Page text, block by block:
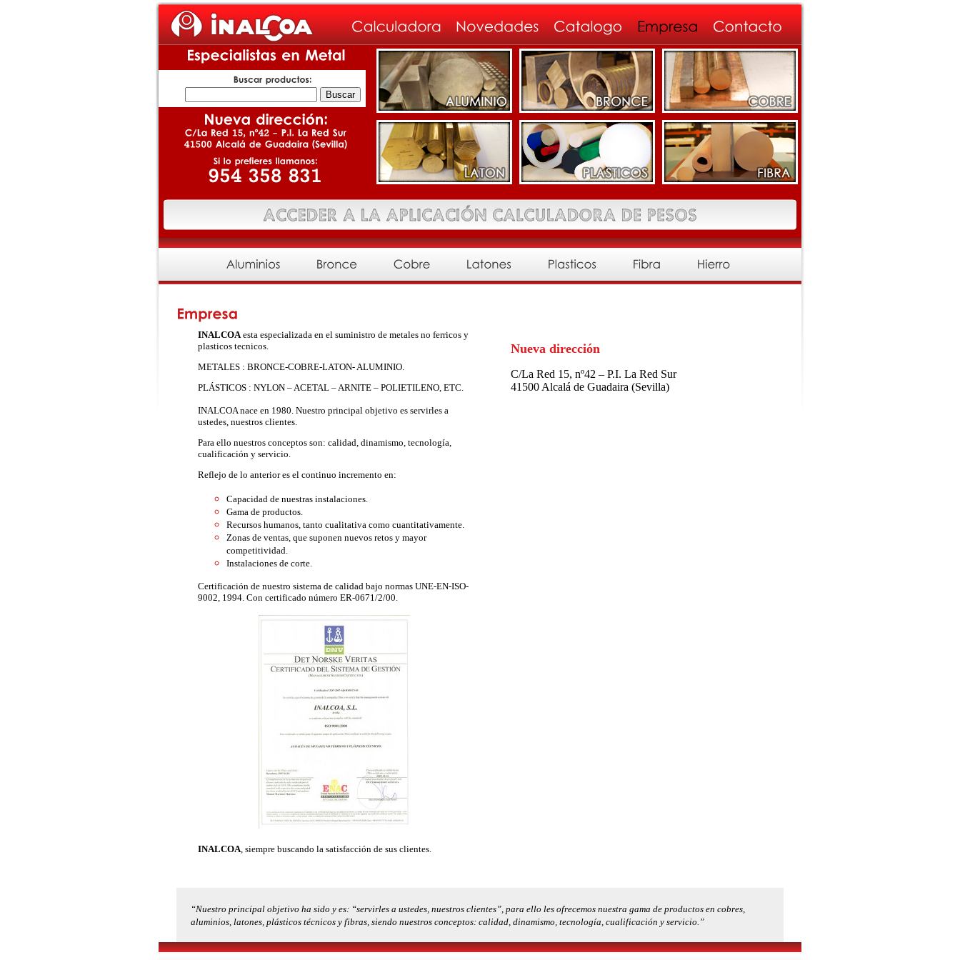
INALCOAesta especializada en el suministro de metales no ferricos y
plasticos tecnicos.
METALES : BRONCE-COBRE-LATON- ALUMINIO.
PLÁSTICOS : NYLON – ACETAL – ARNITE – POLIETILENO, ETC.
INALCOA nace en 1980. Nuestro principal objetivo es servirles a
ustedes, nuestros clientes.
Para ello nuestros conceptos son: calidad, dinamismo, tecnología,
cualificación y servicio.
Reflejo de lo anterior es el continuo incremento en:
Capacidad de nuestras instalaciones.
Gama de productos.
Recursos humanos, tanto cualitativa como cuantitativamente.
Zonas de ventas, que suponen nuevos retos y mayor
competitividad.
Instalaciones de corte.
Certificación de nuestro sistema de calidad bajo normas UNE-EN-ISO-
9002, 1994. Con certificado número ER-0671/2/00.
INALCOA, siempre buscando la satisfacción de sus clientes.
Nueva dirección
C/La Red 15, nº42 – P.I. La Red Sur
41500 Alcalá de Guadaira (Sevilla)
“Nuestro principal objetivo ha sido y es: “servirles a ustedes, nuestros clientes”, para ello les ofrecemos nuestra gama de productos en cobres,
aluminios, latones, plásticos técnicos y fibras, siendo nuestros conceptos: calidad, dinamismo, tecnología, cualificación y servicio.”